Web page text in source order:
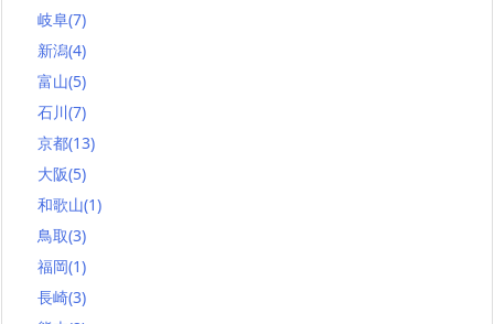
岐阜(7)
新潟(4)
富山(5)
石川(7)
京都(13)
大阪(5)
和歌山(1)
鳥取(3)
福岡(1)
長崎(3)